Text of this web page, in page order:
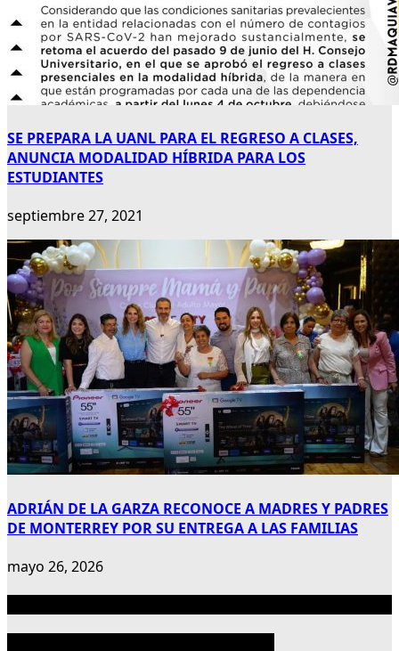
SE PREPARA LA UANL PARA EL REGRESO A CLASES,
ANUNCIA MODALIDAD HÍBRIDA PARA LOS
ESTUDIANTES
septiembre 27, 2021
ADRIÁN DE LA GARZA RECONOCE A MADRES Y PADRES
DE MONTERREY POR SU ENTREGA A LAS FAMILIAS
mayo 26, 2026